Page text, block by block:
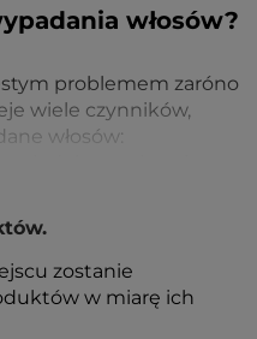
włosów?
problemem zaróno
wiele czynników,
włosów:
tarczycy, mogą
lub wypadanie
mocnymi, gęstymi
zostanie
w miarę ich